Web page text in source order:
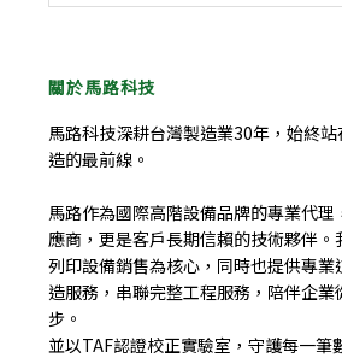
關於馬路科技
馬路科技深耕台灣製造業30年，始終
造的最前線。
馬路作為國際高階設備品牌的專業代
應商，更是客戶長期信賴的技術夥伴。
列印設備銷售為核心，同時也提供專
造服務，串聯完整工程服務，陪伴企業
步。
並以TAF認證校正實驗室，守護每一筆